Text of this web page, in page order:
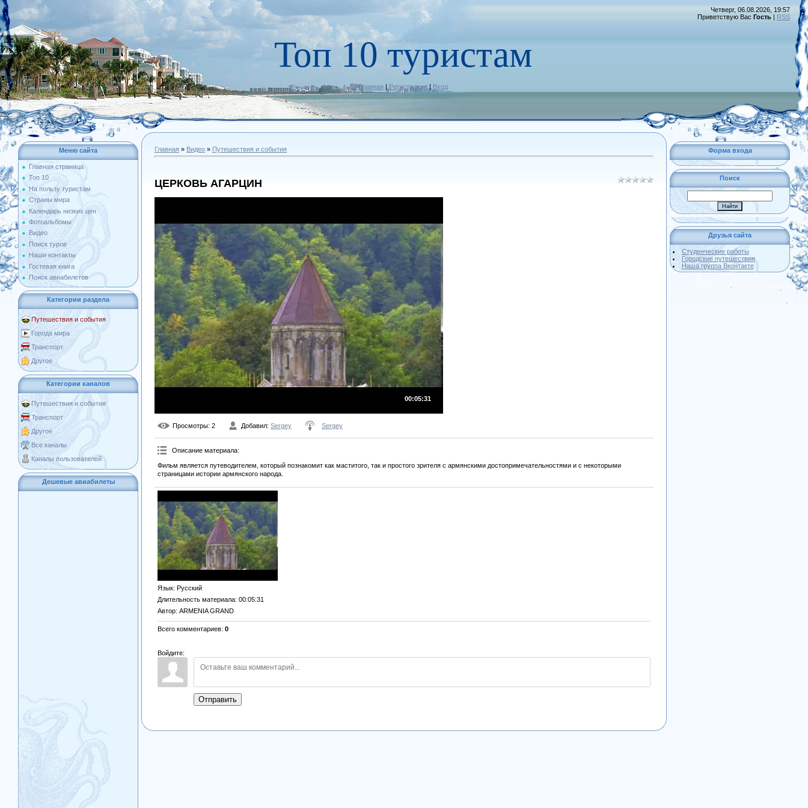
Топ 10 туристам
Главная | Регистрация| Вход
Четверг, 06.08.2026, 19:57
Приветствую Вас Гость | RSS
Меню сайта
Главная страница
Топ 10
На пользу туристам
Страны мира
Календарь низких цен
Фотоальбомы
Видео
Поиск туров
Наши контакты
Гостевая книга
Поиск авиабилетов
Категории раздела
Путешествия и события
Города мира
Транспорт
Другое
Категории каналов
Путешествия и события
Транспорт
Другое
Все каналы
Каналы пользователей
Дешевые авиабилеты
Главная » Видео » Путешествия и события
ЦЕРКОВЬ АГАРЦИН
00:05:31
Просмотры: 2 Добавил: Sergey Sergey
Описание материала:
Фильм является путеводителем, который познакомит как маститого, так и простого зрителя с армянскими достопримечательностями и с некоторыми
страницами истории армянского народа.
Язык: Русский
Длительность материала: 00:05:31
Автор: ARMENIA GRAND
Всего комментариев: 0
Войдите:
Отправить
Форма входа
Поиск
Друзья сайта
Студенческие работы
Городские путешествия
Наша группа Вконтакте